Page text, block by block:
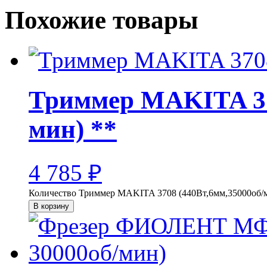
Похожие товары
Триммер MAKITA
мин) **
4 785 ₽
Количество Триммер MAKITA 3708
В корзину